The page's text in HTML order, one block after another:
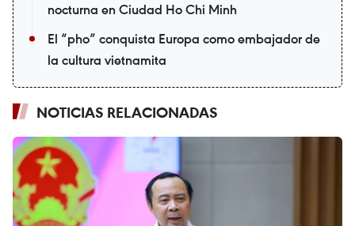
nocturna en Ciudad Ho Chi Minh
El “pho” conquista Europa como embajador de
la cultura vietnamita
NOTICIAS RELACIONADAS